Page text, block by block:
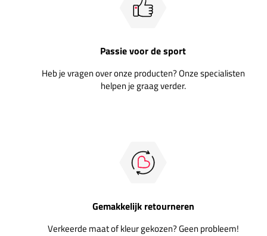
Passie voor de sport
Heb je vragen over onze producten? Onze specialisten
helpen je graag verder.
Gemakkelijk retourneren
Verkeerde maat of kleur gekozen? Geen probleem!